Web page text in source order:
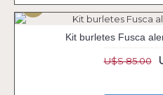
Kit burletes Fusca
U$S 85.00